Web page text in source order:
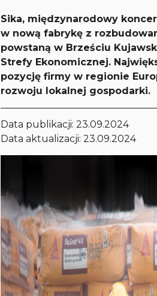
Sika, międzynarodowy
w nową fabrykę z
powstaną w Brześciu
Strefy Ekonomicznej.
pozycję firmy w regionie
rozwoju lokalnej gospodarki.
Data publikacji:23.09.2024
Data aktualizacji: 23.09.2024